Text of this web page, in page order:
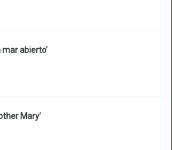
mar abierto’
Mary’